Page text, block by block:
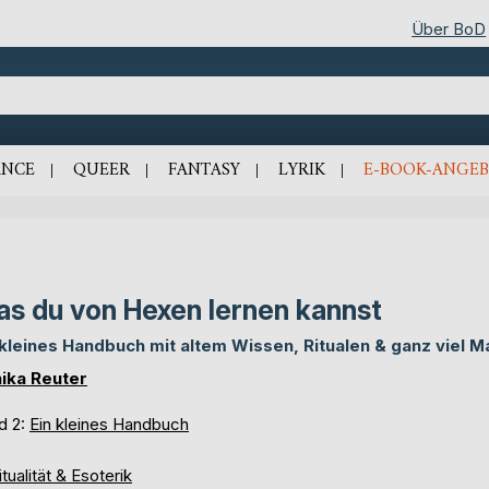
Über BoD
QUEER FANTASY LYRIK E-BOOK-
du von Hexen lernen kannst
Handbuch mit altem Wissen, Ritualen & ganz viel
Reuter
2: Ein kleines Handbuch
& Esoterik